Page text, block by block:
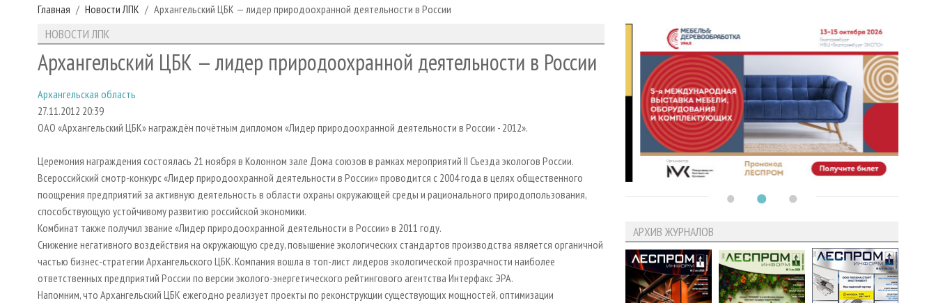
Главная Новости ЛПК Архангельский ЦБК — лидер природоохранной деятельности в России
НОВОСТИ ЛПК
Архангельский ЦБК — лидер природоохранной деятельности в России
Архангельская область
27.11.2012 20:39
ОАО «Архангельский ЦБК» награждён почётным дипломом «Лидер природоохранной деятельности в России - 2012».
Церемония награждения состоялась 21 ноября в Колонном зале Дома союзов в рамках мероприятий II Съезда экологов России.
Всероссийский смотр-конкурс «Лидер природоохранной деятельности в России» проводится с 2004 года в целях общественного
поощрения предприятий за активную деятельность в области охраны окружающей среды и рационального природопользования,
способствующую устойчивому развитию российской экономики.
Комбинат также получил звание «Лидер природоохранной деятельности в России» в 2011 году.
Снижение негативного воздействия на окружающую среду, повышение экологических стандартов производства является органичной
частью бизнес-стратегии Архангельского ЦБК. Компания вошла в топ-лист лидеров экологической прозрачности наиболее
ответственных предприятий России по версии эколого-энергетического рейтингового агентства Интерфакс ЭРА.
Напомним, что Архангельский ЦБК ежегодно реализует проекты по реконструкции существующих мощностей, оптимизации
АРХИВ ЖУРНАЛОВ